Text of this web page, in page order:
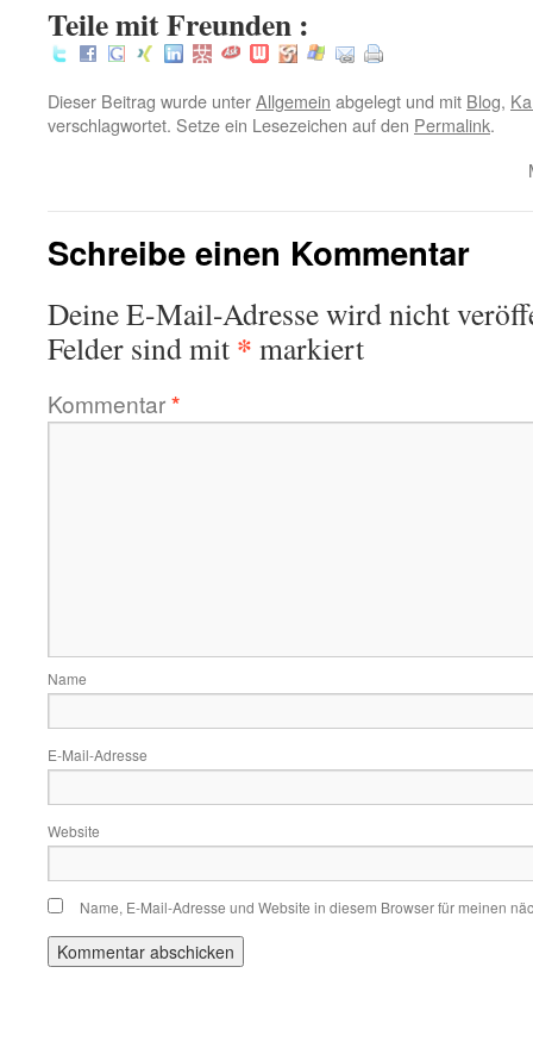
Teile mit Freunden :
Dieser Beitrag wurde unterAllgemein abgelegt und mit Blog,
verschlagwortet. Setze ein Lesezeichen auf den Permalink.
Schreibe einen Kommentar
Deine E-Mail-Adresse wird nicht
Felder sind mit * markiert
Kommentar*
Name
E-Mail-Adresse
Website
Name, E-Mail-Adresse und Website in diesem Browser für meinen